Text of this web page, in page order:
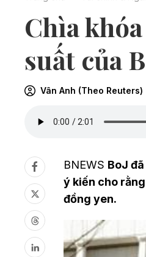
Chìa
suất của
Vân Anh (Theo Reuters)
BNEWS BoJ
ý kiến cho
đồng yen.